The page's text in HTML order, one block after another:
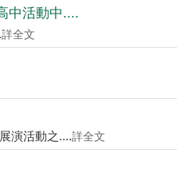
中活動中....
詳全文
演活動之....詳全文